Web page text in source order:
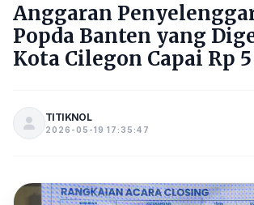
Anggaran
Popda Banten yang
Kota Cilegon Capai Rp
TITIKNOL
2026-05-19 17:35:47